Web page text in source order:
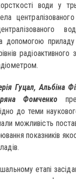
води у
централізованого
допомогою
Гуцал, Альбіна
Фомченко
до теми
можливість
показників
етапі